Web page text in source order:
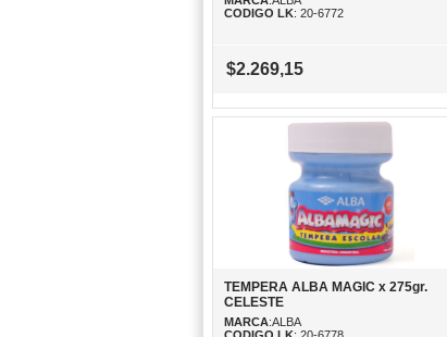
CODIGO LK: 20-6772
$2.269,15
TEMPERA ALBA MAGIC x 275gr.
CELESTE
MARCA:ALBA